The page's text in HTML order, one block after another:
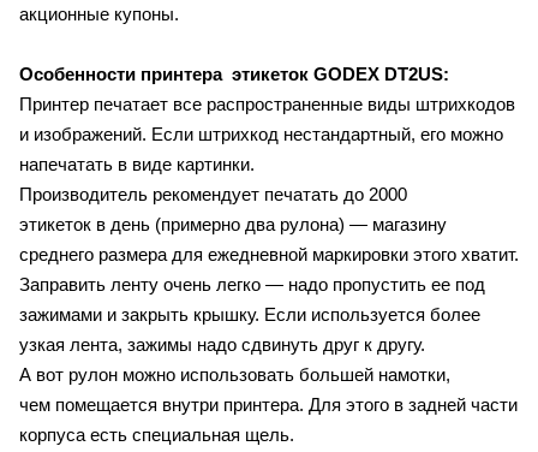
акционные купоны.
Особенности принтера этикеток GODEX DT2US:
Принтер печатает все распространенные виды штрихкодов
и изображений. Если штрихкод нестандартный, его можно
напечатать в виде картинки.
Производитель рекомендует печатать до 2000
этикеток в день (примерно два рулона) — магазину
среднего размера для ежедневной маркировки этого хватит.
Заправить ленту очень легко — надо пропустить ее под
зажимами и закрыть крышку. Если используется более
узкая лента, зажимы надо сдвинуть друг к другу.
А вот рулон можно использовать большей намотки,
чем помещается внутри принтера. Для этого в задней части
корпуса есть специальная щель.